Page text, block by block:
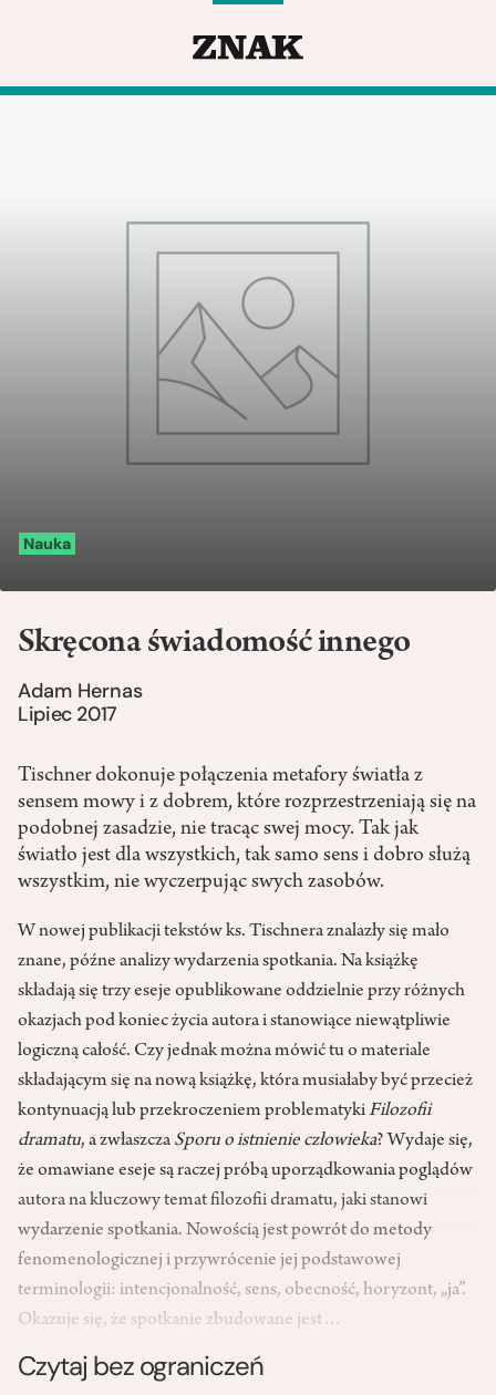
Nauka
Skręcona świadomość innego
Adam Hernas
Lipiec 2017
Tischner dokonuje połączenia metafory światła z
sensem mowy i z dobrem, które rozprzestrzeniają się na
podobnej zasadzie, nie tracąc swej mocy. Tak jak
światło jest dla wszystkich, tak samo sens i dobro służą
wszystkim, nie wyczerpując swych zasobów.
W nowej publikacji tekstów ks. Tischnera znalazły się mało
znane, późne analizy wyda­rzenia spotkania. Na książkę
składają się trzy eseje opublikowane oddzielnie przy różnych
okazjach pod koniec życia autora i stanowiące niewątpliwie
logiczną całość. Czy jednak można mówić tu o materiale
składającym się na nową książkę, która musiałaby być prze­cież
kontynuacją lub przekroczeniem problematykiFilozofii
dramatu, a zwłaszcza Sporu o istnienie człowieka? Wydaje się,
że omawiane eseje są raczej próbą uporządkowania poglądów
autora na kluczowy temat filozofii dramatu, jaki stanowi
wydarzenie spotkania. Nowością jest powrót do metody
fenomenologicznej i przywrócenie jej podstawowej
terminologii: intencjonalność, sens, obecność, horyzont, „ja”.
Okazuje się, że spotkanie zbudowane jest…
Czytaj bez ograniczeń